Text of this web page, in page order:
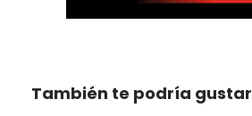
También te podría gustar